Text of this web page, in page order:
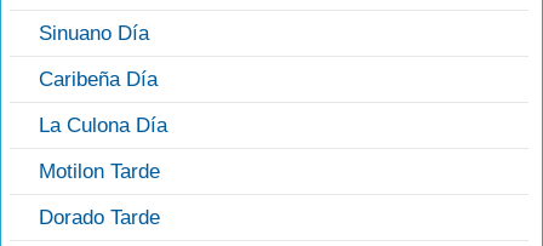
Sinuano Día
Caribeña Día
La Culona Día
Motilon Tarde
Dorado Tarde